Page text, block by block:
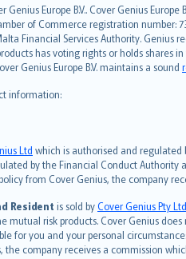
Genius Europe B.V.. Cover Genius
of Commerce registration number:
Financial Services Authority. Genius
has voting rights or holds shares
Genius Europe B.V. maintains a sound
information:
Ltd which is authorised and regulated
by the Financial Conduct
from Cover Genius, the company
Resident is sold byCover Genius Pty Ltd
risk products. Cover Genius
for you and your personal
company receives a commission